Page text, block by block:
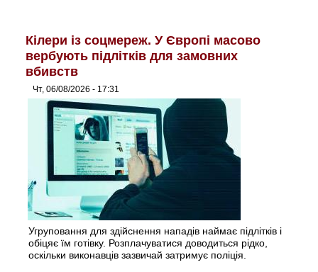
Кілери із соцмереж. У Європі масово
вербують підлітків для замовних
вбивств
Чт, 06/08/2026 - 17:31
Угруповання для здійснення нападів наймає підлітків і
обіцяє їм готівку. Розплачуватися доводиться рідко,
оскільки виконавців зазвичай затримує поліція.